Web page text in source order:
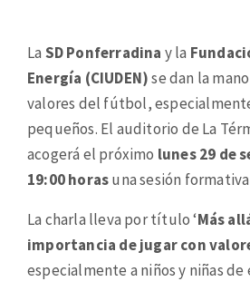
La SD Ponferradina y la
Energía (CIUDEN)se dan la
valores del fútbol,
pequeños. El auditorio de La
acogerá el próximo lunes 29 de
19:00 horasuna sesión
La charla lleva por título ‘Más
importancia de jugar con
especialmente a niños y niñas de